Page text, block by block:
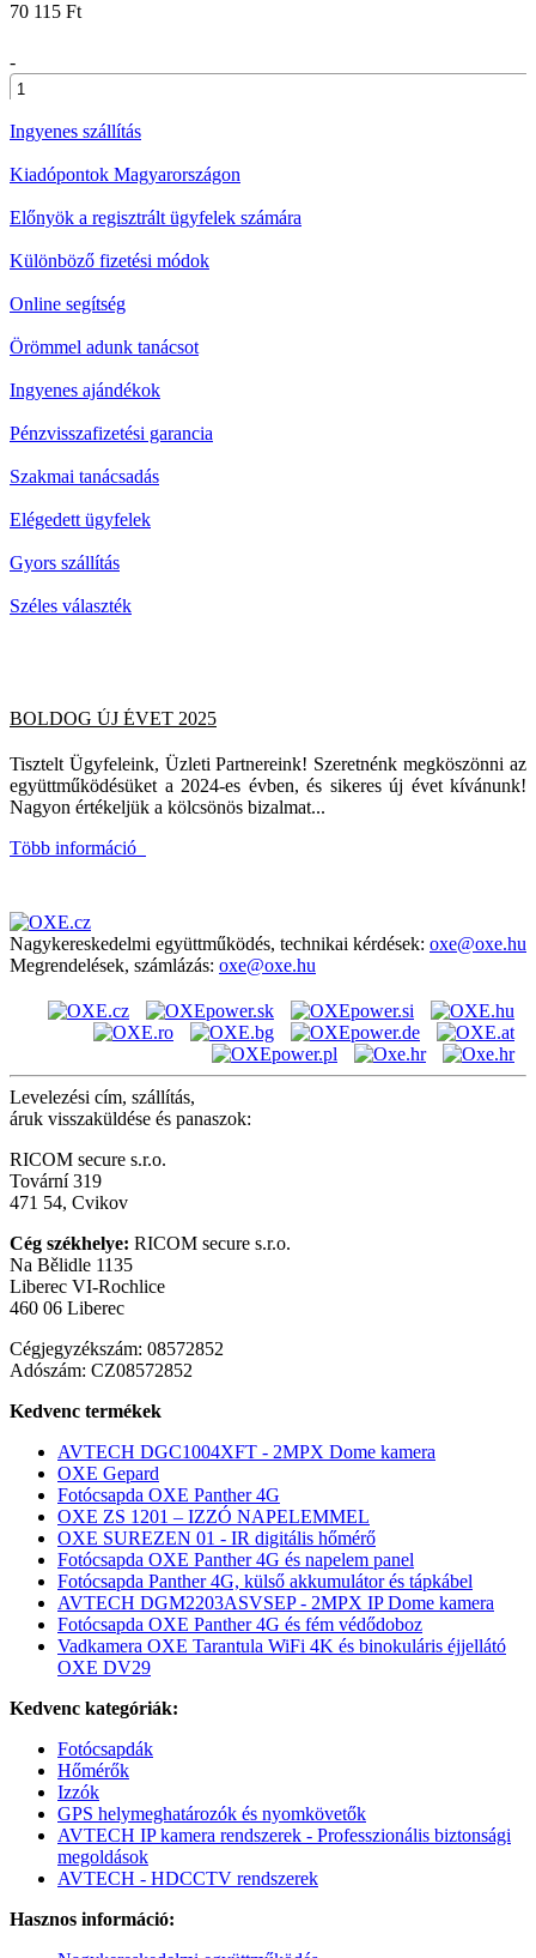
70 115 Ft
-
+
Ingyenes szállítás
Kiadópontok Magyarországon
Előnyök a regisztrált ügyfelek számára
Különböző fizetési módok
Online segítség
Örömmel adunk tanácsot
Ingyenes ajándékok
Pénzvisszafizetési garancia
Szakmai tanácsadás
Elégedett ügyfelek
Gyors szállítás
Széles választék
BOLDOG ÚJ ÉVET 2025
Tisztelt Ügyfeleink, Üzleti Partnereink! Szeretnénk megköszönni az
együttműködésüket a 2024-es évben, és sikeres új évet kívánunk!
Nagyon értékeljük a kölcsönös bizalmat...
Több információ
Nagykereskedelmi együttműködés, technikai kérdések: oxe@oxe.hu
Megrendelések, számlázás: oxe@oxe.hu
Levelezési cím, szállítás,
áruk visszaküldése és panaszok:
RICOM secure s.r.o.
Tovární 319
471 54, Cvikov
Cég székhelye: RICOM secure s.r.o.
Na Bělidle 1135
Liberec VI-Rochlice
460 06 Liberec
Cégjegyzékszám: 08572852
Adószám: CZ08572852
Kedvenc termékek
AVTECH DGC1004XFT - 2MPX Dome kamera
OXE Gepard
Fotócsapda OXE Panther 4G
OXE ZS 1201 – IZZÓ NAPELEMMEL
OXE SUREZEN 01 - IR digitális hőmérő
Fotócsapda OXE Panther 4G és napelem panel
Fotócsapda Panther 4G, külső akkumulátor és tápkábel
AVTECH DGM2203ASVSEP - 2MPX IP Dome kamera
Fotócsapda OXE Panther 4G és fém védődoboz
Vadkamera OXE Tarantula WiFi 4K és binokuláris éjjellátó
OXE DV29
Kedvenc kategóriák:
Fotócsapdák
Hőmérők
Izzók
GPS helymeghatározók és nyomkövetők
AVTECH IP kamera rendszerek - Professzionális biztonsági
megoldások
AVTECH - HDCCTV rendszerek
Hasznos információ: